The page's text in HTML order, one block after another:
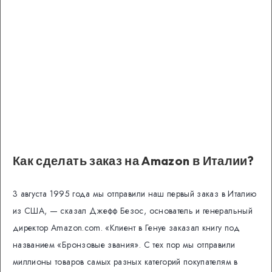
Как сделать заказ на Amazon в Италии?
3 августа 1995 года мы отправили наш первый заказ в Италию
из США, — сказал Джефф Безос, основатель и генеральный
директор Amazon.com. «Клиент в Генуе заказал книгу под
названием «Бронзовые звания». С тех пор мы отправили
миллионы товаров самых разных категорий покупателям в